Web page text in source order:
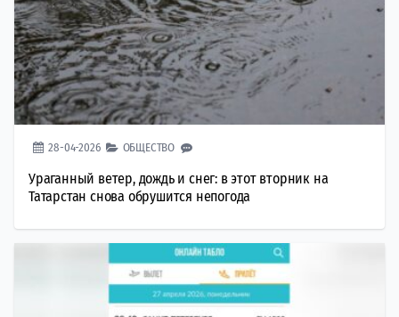
28-04-2026 ОБЩЕСТВО
Ураганный ветер, дождь и снег: в этот вторник на
Татарстан снова обрушится непогода